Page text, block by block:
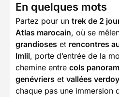
En quelques mots
Partez pour un trek de 2
Atlas marocain, où se
grandioses et rencontres
Imlil, porte d’entrée de la
chemine entre cols
genévriers et vallées
chaque pas une immersion